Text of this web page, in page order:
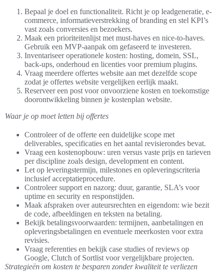
Bepaal je doel en functionaliteit. Richt je op leadgeneratie, e-
commerce, informatieverstrekking of branding en stel KPI’s
vast zoals conversies en bezoekers.
Maak een prioriteitenlijst met must-haves en nice-to-haves.
Gebruik een MVP-aanpak om gefaseerd te investeren.
Inventariseer operationele kosten: hosting, domein, SSL,
back-ups, onderhoud en licenties voor premium plugins.
Vraag meerdere offertes website aan met dezelfde scope
zodat je offertes website vergelijken eerlijk maakt.
Reserveer een post voor onvoorziene kosten en toekomstige
doorontwikkeling binnen je kostenplan website.
Waar je op moet letten bij offertes
Controleer of de offerte een duidelijke scope met
deliverables, specificaties en het aantal revisierondes bevat.
Vraag een kostenopbouw: uren versus vaste prijs en tarieven
per discipline zoals design, development en content.
Let op leveringstermijn, milestones en opleveringscriteria
inclusief acceptatieprocedure.
Controleer support en nazorg: duur, garantie, SLA’s voor
uptime en security en responstijden.
Maak afspraken over auteursrechten en eigendom: wie bezit
de code, afbeeldingen en teksten na betaling.
Bekijk betalingsvoorwaarden: termijnen, aanbetalingen en
opleveringsbetalingen en eventuele meerkosten voor extra
revisies.
Vraag referenties en bekijk case studies of reviews op
Google, Clutch of Sortlist voor vergelijkbare projecten.
Strategieën om kosten te besparen zonder kwaliteit te verliezen